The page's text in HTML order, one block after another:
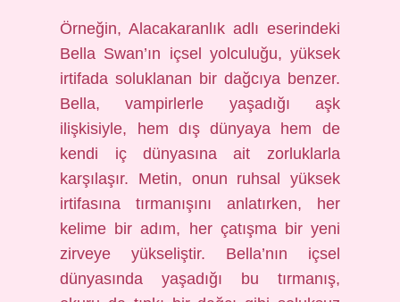
Örneğin, Alacakaranlık adlı eserindeki
Bella Swan’ın içsel yolculuğu, yüksek
irtifada soluklanan bir dağcıya benzer.
Bella, vampirlerle yaşadığı aşk
ilişkisiyle, hem dış dünyaya hem de
kendi iç dünyasına ait zorluklarla
karşılaşır. Metin, onun ruhsal yüksek
irtifasına tırmanışını anlatırken, her
kelime bir adım, her çatışma bir yeni
zirveye yükseliştir. Bella’nın içsel
dünyasında yaşadığı bu tırmanış,